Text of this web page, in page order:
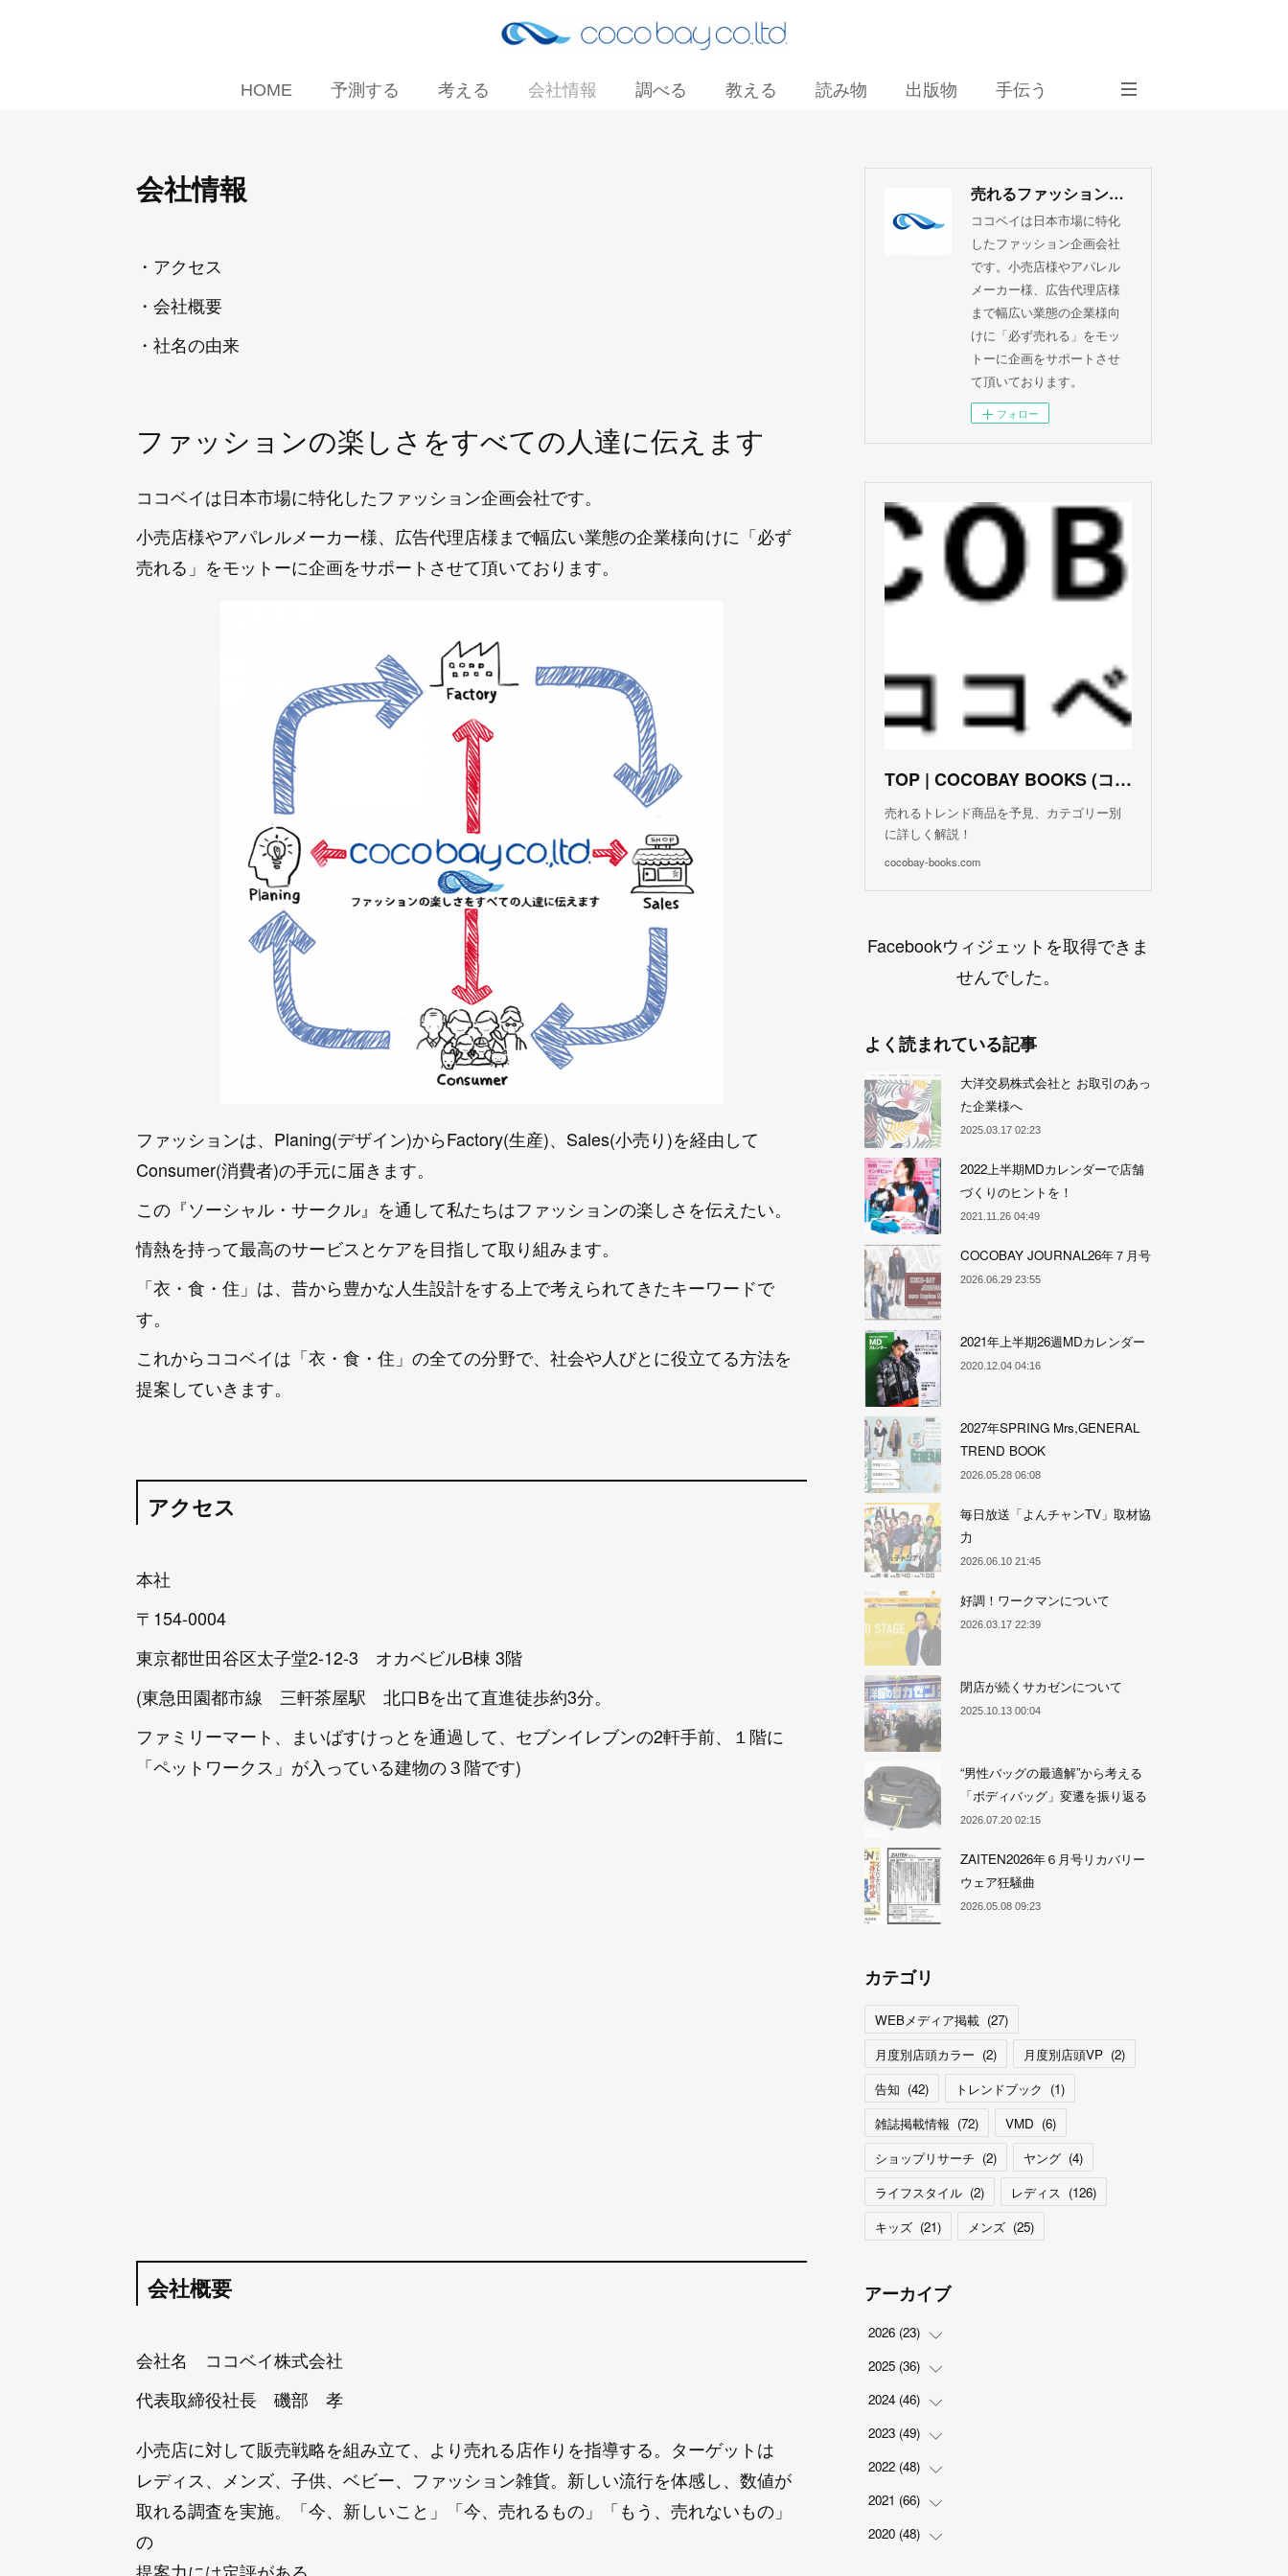
HOME 予測する 考える 会社情報 調べる 教える 読み物 出版物 手伝う
会社情報
・アクセス
・会社概要
・社名の由来
ファッションの楽しさをすべての人達に伝えます
ココベイは日本市場に特化したファッション企画会社です。
小売店様やアパレルメーカー様、広告代理店様まで幅広い業態の企業様向けに「必ず
売れる」をモットーに企画をサポートさせて頂いております。
ファッションは、Planing(デザイン)からFactory(生産)、Sales(小売り)を経由して
Consumer(消費者)の手元に届きます。
この『ソーシャル・サークル』を通して私たちはファッションの楽しさを伝えたい。
情熱を持って最高のサービスとケアを目指して取り組みます。
「衣・食・住」は、昔から豊かな人生設計をする上で考えられてきたキーワードで
す。
これからココベイは「衣・食・住」の全ての分野で、社会や人びとに役立てる方法を
提案していきます。
アクセス
本社
〒154-0004
東京都世田谷区太子堂2-12-3 オカベビルB棟 3階
(東急田園都市線 三軒茶屋駅 北口Bを出て直進徒歩約3分。
ファミリーマート、まいばすけっとを通過して、セブンイレブンの2軒手前、１階に
「ペットワークス」が入っている建物の３階です)
会社概要
会社名 ココベイ株式会社
代表取締役社長 磯部 孝
小売店に対して販売戦略を組み立て、より売れる店作りを指導する。ターゲットは
レディス、メンズ、子供、ベビー、ファッション雑貨。新しい流行を体感し、数値が
取れる調査を実施。「今、新しいこと」「今、売れるもの」「もう、売れないもの」
の
提案力には定評がある。
売れるファッション企画 ココベイ株式会社
ココベイは日本市場に特化
したファッション企画会社
です。小売店様やアパレル
メーカー様、広告代理店様
まで幅広い業態の企業様向
けに「必ず売れる」をモッ
トーに企画をサポートさせ
て頂いております。
フォロー
TOP | COCOBAY BOOKS (ココベイ ブックス)
売れるトレンド商品を予見、カテゴリー別
に詳しく解説！
cocobay-books.com
Facebookウィジェットを取得できま
せんでした。
よく読まれている記事
大洋交易株式会社と お取引のあっ
た企業様へ
2025.03.17 02:23
2022上半期MDカレンダーで店舗
づくりのヒントを！
2021.11.26 04:49
COCOBAY JOURNAL26年７月号
2026.06.29 23:55
2021年上半期26週MDカレンダー
2020.12.04 04:16
2027年SPRING Mrs,GENERAL
TREND BOOK
2026.05.28 06:08
毎日放送「よんチャンTV」取材協
力
2026.06.10 21:45
好調！ワークマンについて
2026.03.17 22:39
閉店が続くサカゼンについて
2025.10.13 00:04
“男性バッグの最適解”から考える
「ボディバッグ」変遷を振り返る
2026.07.20 02:15
ZAITEN2026年６月号リカバリー
ウェア狂騒曲
2026.05.08 09:23
カテゴリ
WEBメディア掲載 (27)
月度別店頭カラー (2) 月度別店頭VP (2)
告知 (42) トレンドブック (1)
雑誌掲載情報 (72) VMD (6)
ショップリサーチ (2) ヤング (4)
ライフスタイル (2) レディス (126)
キッズ (21) メンズ (25)
アーカイブ
2026 (23)
(5
(2
(3
(4
(2
(3
2025 (36)
(2
(6
(1
(2
(3
2024 (46)
(7
(3
(5
(5
2023 (49)
(4
(3
(3
2022 (48)
(4
(6
2021 (66)
(2
2020 (48)